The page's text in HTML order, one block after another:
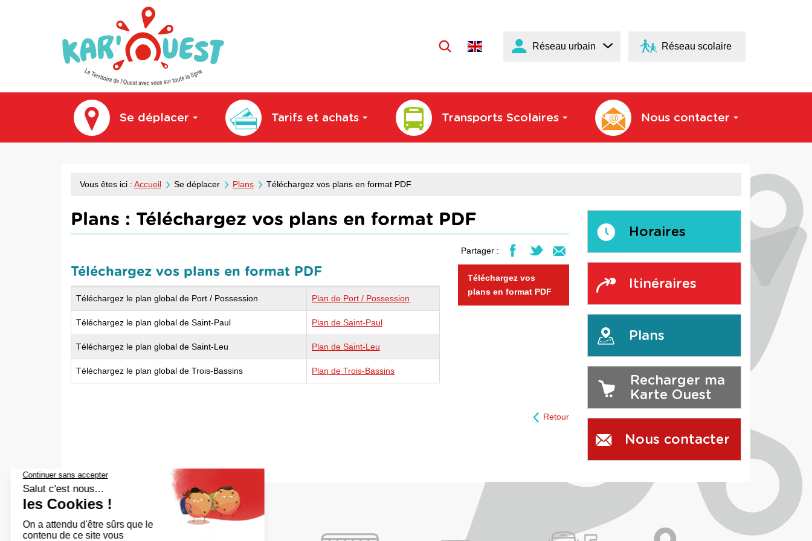
Langue
Réseau urbain Réseau scolaire
Se déplacer Tarifs et achats Transports Scolaires Nous contacter
Vous êtes ici : Accueil Se déplacer Plans Téléchargez vos plans en format PDF
Plans : Téléchargez vos plans en format PDF
Partager :
Téléchargez vos plans en format PDF
Téléchargez le plan global de Port / Possession Plan de Port / Possession
Téléchargez le plan global de Saint-Paul Plan de Saint-Paul
Téléchargez le plan global de Saint-Leu Plan de Saint-Leu
Téléchargez le plan global de Trois-Bassins Plan de Trois-Bassins
Téléchargez vos
plans en format PDF
Retour
Horaires
Itinéraires
Plans
Recharger ma
Karte Ouest
Nous contacter